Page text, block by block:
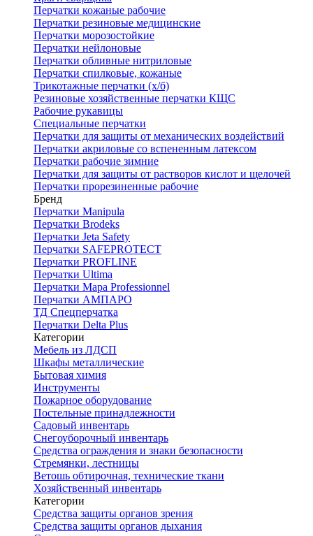
Перчатки кожаные рабочие
Перчатки резиновые медицинские
Перчатки морозостойкие
Перчатки нейлоновые
Перчатки обливные нитриловые
Перчатки спилковые, кожаные
Трикотажные перчатки (х/б)
Резиновые хозяйственные перчатки КЩС
Рабочие рукавицы
Специальные перчатки
Перчатки для защиты от механических воздействий
Перчатки акриловые со вспененным латексом
Перчатки рабочие зимние
Перчатки для защиты от растворов кислот и щелочей
Перчатки прорезиненные рабочие
Бренд
Перчатки Manipula
Перчатки Brodeks
Перчатки Jeta Safety
Перчатки SAFEPROTECT
Перчатки PROFLINE
Перчатки Ultima
Перчатки Мара Professionnel
Перчатки АМПАРО
ТД Спецперчатка
Перчатки Delta Plus
Категории
Мебель из ЛДСП
Шкафы металлические
Бытовая химия
Инструменты
Пожарное оборудование
Постельные принадлежности
Садовый инвентарь
Снегоуборочный инвентарь
Средства ограждения и знаки безопасности
Стремянки, лестницы
Ветошь обтирочная, технические ткани
Хозяйственный инвентарь
Категории
Средства защиты органов зрения
Средства защиты органов дыхания